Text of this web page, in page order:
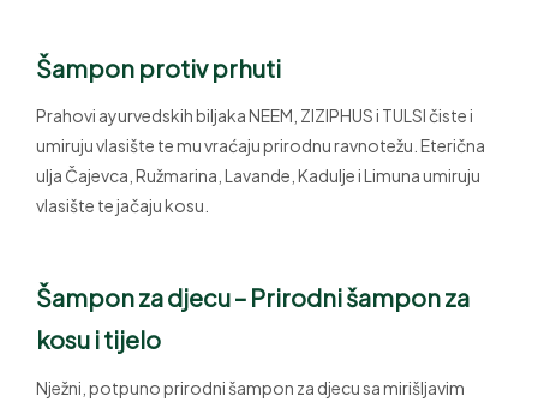
Šampon protiv prhuti
Prahovi ayurvedskih biljaka NEEM, ZIZIPHUS i TULSI čiste i
umiruju vlasište te mu vraćaju prirodnu ravnotežu. Eterična
ulja Čajevca, Ružmarina, Lavande, Kadulje i Limuna umiruju
vlasište te jačaju kosu.
Šampon za djecu– Prirodni šampon za
kosu i tijelo
Nježni, potpuno prirodni šampon za djecu sa mirišljavim